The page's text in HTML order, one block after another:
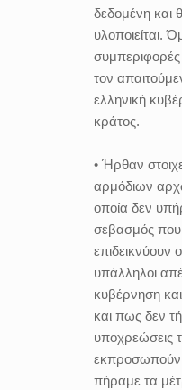
δεδομένη και
υλοποιείται.
τον
ελληνική
κράτος.
• Ήρθαν
αρμόδιων
οποία δεν
σεβασμός που
επιδεικνύουν
υπάλληλοι
κυβέρνηση
και πως δεν
υποχρεώσεις
εκπροσωπούν.
πήραμε τα